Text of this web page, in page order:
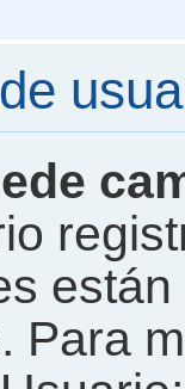
Para